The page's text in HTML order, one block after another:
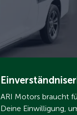
ARI Motors braucht
Deine Einwilligung,